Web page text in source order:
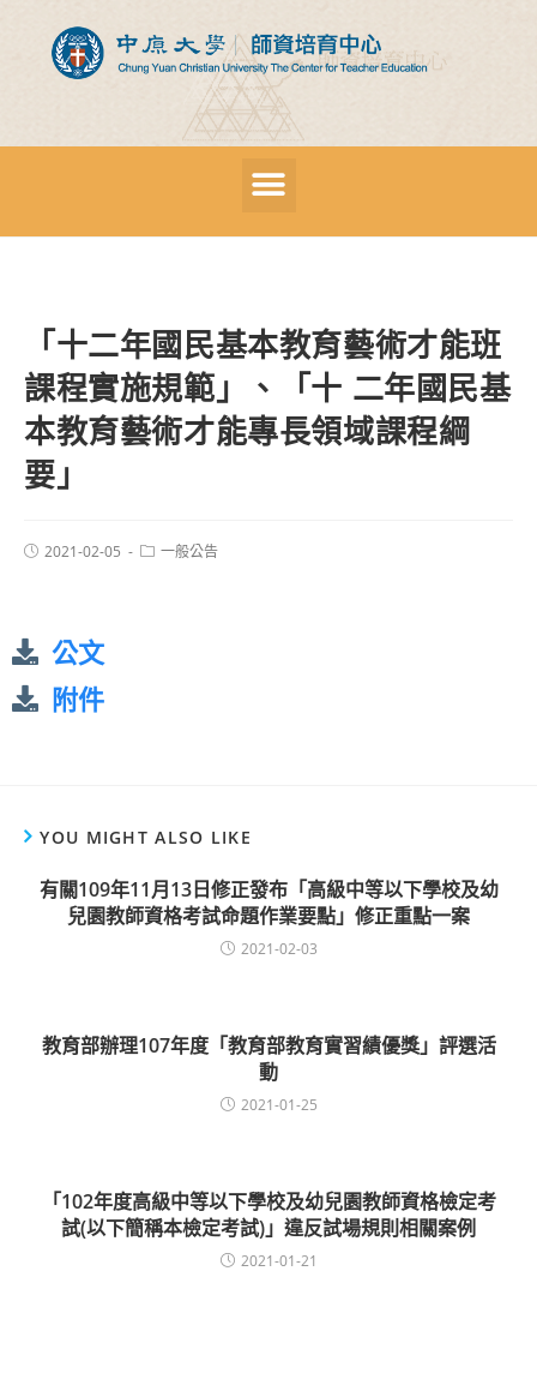
「十二年國民基本教育藝術才能班
課程實施規範」、「十 二年國民基
本教育藝術才能專長領域課程綱
要」
2021-02-05 一般公告
公文
附件
YOU MIGHT ALSO LIKE
有關109年11月13日修正發布「高級中等以下學校及幼
兒園教師資格考試命題作業要點」修正重點一案
2021-02-03
教育部辦理107年度「教育部教育實習績優獎」評選活
動
2021-01-25
「102年度高級中等以下學校及幼兒園教師資格檢定考
試(以下簡稱本檢定考試)」違反試場規則相關案例
2021-01-21